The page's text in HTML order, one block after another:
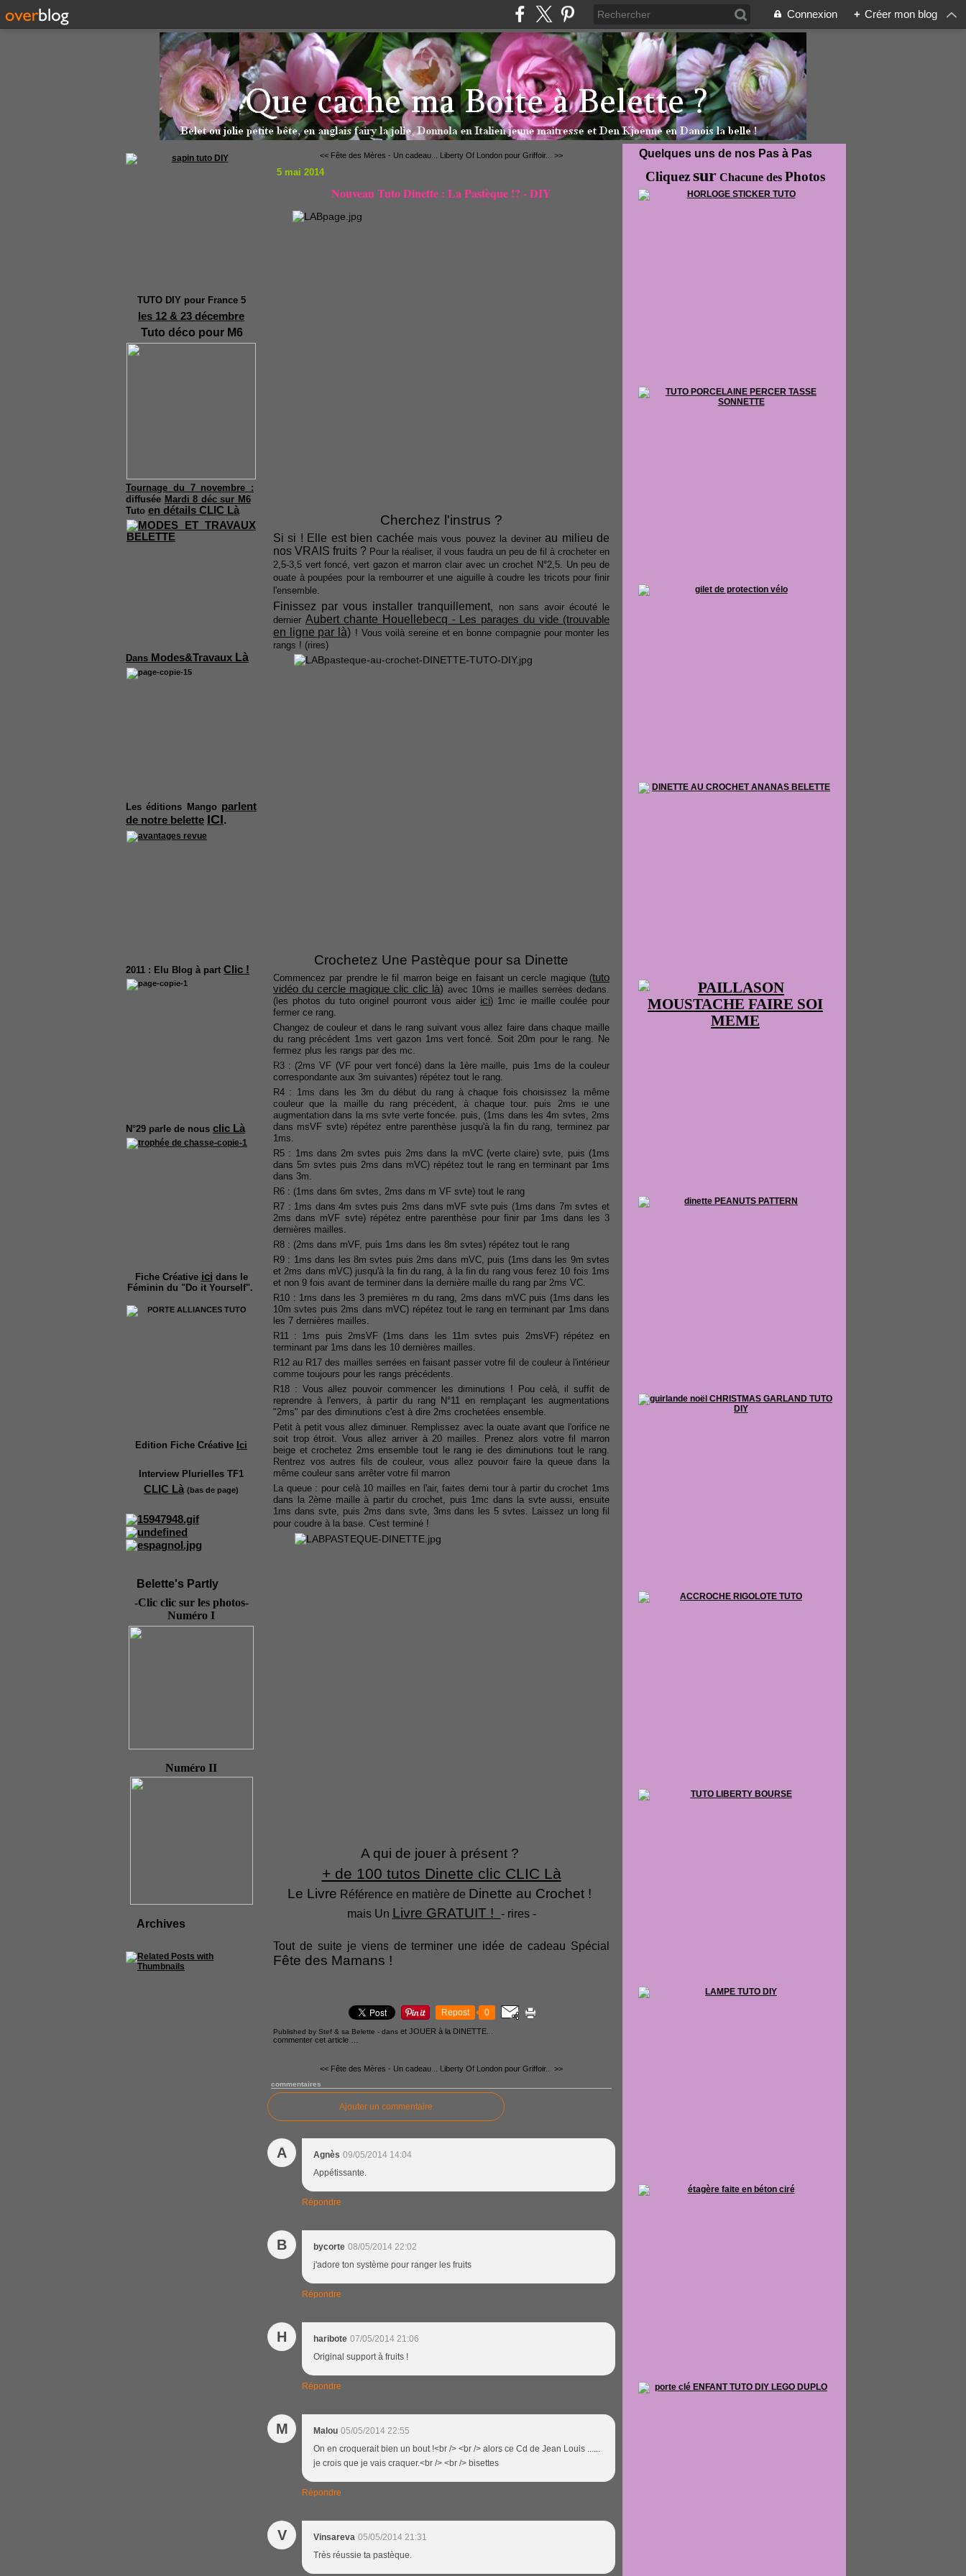
Connexion + Créer mon blog
TUTO DIY pour France 5
les 12 & 23 décembre
Tuto déco pour M6
Tournage du 7 novembre :
diffusée Mardi 8 déc sur M6
Tuto en détails CLIC Là
Dans Modes&Travaux Là
Leséditions Mango parlent
de notre belette ICI.
2011 : Elu Blog à part Clic !
N°29 parle de nous clic Là
Fiche Créative ici dans le
Féminin du "Do it Yourself".
Edition Fiche Créative Ici
Interview Plurielles TF1
CLIC Là (bas de page)
Belette's Partly
-Clic clic sur les photos-
Numéro I
Numéro II
Archives
<< Fête des Mères - Un cadeau... Liberty Of London pour Griffoir... >>
5 mai 2014
Nouveau Tuto Dinette : La Pastèque !? - DIY
Cherchez l'instrus ?
Si si ! Elle est bien cachée mais vous pouvez la devinerau milieu de
nos VRAIS fruits ? Pour la réaliser, il vous faudra un peu de fil à crocheter en
2,5-3,5 vert foncé, vert gazon et marron clair avec un crochet N°2,5. Un peu de
ouate à poupées pour la rembourrer et une aiguille à coudre les tricots pour finir
l'ensemble.
Finissez par vous installer tranquillement, non sans avoir écouté le
dernier Aubert chante Houellebecq - Les parages du vide (trouvable
en ligne par là) ! Vous voilà sereine et en bonne compagnie pour monter les
rangs ! (rires)
Crochetez Une Pastèque pour sa Dinette
Commencez par prendre le fil marron beige en faisant un cercle magique (tuto
vidéo du cercle magique clic clic là) avec 10ms ie mailles serrées dedans.
(les photos du tuto originel pourront vous aider ici) 1mc ie maille coulée pour
fermer ce rang.
Changez de couleur et dans le rang suivant vous allez faire dans chaque maille
du rang précédent 1ms vert gazon 1ms vert foncé. Soit 20m pour le rang. Ne
fermez plus les rangs par des mc.
R3 : (2ms VF (VF pour vert foncé) dans la 1ère maille, puis 1ms de la couleur
correspondante aux 3m suivantes) répétez tout le rang.
R4 : 1ms dans les 3m du début du rang à chaque fois choisissez la même
couleur que la maille du rang précédent, à chaque tour. puis 2ms ie une
augmentation dans la ms svte verte foncée. puis, (1ms dans les 4m svtes, 2ms
dans msVF svte) répétez entre parenthèse jusqu'à la fin du rang, terminez par
1ms.
R5 : 1ms dans 2m svtes puis 2ms dans la mVC (verte claire) svte, puis (1ms
dans 5m svtes puis 2ms dans mVC) répétez tout le rang en terminant par 1ms
dans 3m.
R6 : (1ms dans 6m svtes, 2ms dans m VF svte) tout le rang
R7 : 1ms dans 4m svtes puis 2ms dans mVF svte puis (1ms dans 7m svtes et
2ms dans mVF svte) répétez entre parenthèse pour finir par 1ms dans les 3
dernières mailles.
R8 : (2ms dans mVF, puis 1ms dans les 8m svtes) répétez tout le rang
R9 : 1ms dans les 8m svtes puis 2ms dans mVC, puis (1ms dans les 9m svtes
et 2ms dans mVC) jusqu'à la fin du rang, à la fin du rang vous ferez 10 fois 1ms
et non 9 fois avant de terminer dans la dernière maille du rang par 2ms VC.
R10 : 1ms dans les 3 premières m du rang, 2ms dans mVC puis (1ms dans les
10m svtes puis 2ms dans mVC) répétez tout le rang en terminant par 1ms dans
les 7 dernières mailles.
R11 : 1ms puis 2msVF (1ms dans les 11m svtes puis 2msVF) répétez en
terminant par 1ms dans les 10 dernières mailles.
R12 au R17 des mailles serrées en faisant passer votre fil de couleur à l'intérieur
comme toujours pour les rangs précédents.
R18 : Vous allez pouvoir commencer les diminutions ! Pou celà, il suffit de
reprendre à l'envers, à partir du rang N°11 en remplaçant les augmentations
"2ms" par des diminutions c'est à dire 2ms crochetées ensemble.
Petit à petit vous allez diminuer. Remplissez avec la ouate avant que l'orifice ne
soit trop étroit. Vous allez arriver à 20 mailles. Prenez alors votre fil marron
beige et crochetez 2ms ensemble tout le rang ie des diminutions tout le rang.
Rentrez vos autres fils de couleur, vous allez pouvoir faire la queue dans la
même couleur sans arrêter votre fil marron
La queue : pour celà 10 mailles en l'air, faites demi tour à partir du crochet 1ms
dans la 2ème maille à partir du crochet, puis 1mc dans la svte aussi, ensuite
1ms dans svte, puis 2ms dans svte, 3ms dans les 5 svtes. Laissez un long fil
pour coudre à la base. C'est terminé !
A qui de jouer à présent ?
+ de 100 tutos Dinette clic CLIC Là
Le Livre Référence en matière de Dinette au Crochet !
mais Un Livre GRATUIT ! - rires -
Tout de suite je viens de terminer une idée de cadeau Spécial
Fête des Mamans !
Repost 0
Published by Stef & sa Belette - dans et JOUER à la DINETTE...
commenter cet article
<< Fête des Mères - Un cadeau... Liberty Of London pour Griffoir... >>
commentaires
Ajouter un commentaire
A Agnès 09/05/2014 14:04
Appétissante.
Répondre
B bycorte 08/05/2014 22:02
j'adore ton système pour ranger les fruits
Répondre
H haribote 07/05/2014 21:06
Original support à fruits !
Répondre
M Malou 05/05/2014 22:55
On en croquerait bien un bout !<br /> <br /> alors ce Cd de Jean Louis ......
je crois que je vais craquer.<br /> <br /> bisettes
Répondre
V Vinsareva 05/05/2014 21:31
Très réussie ta pastèque.
Quelques uns de nos Pas à Pas
Cliquezsur Chacune des Photos